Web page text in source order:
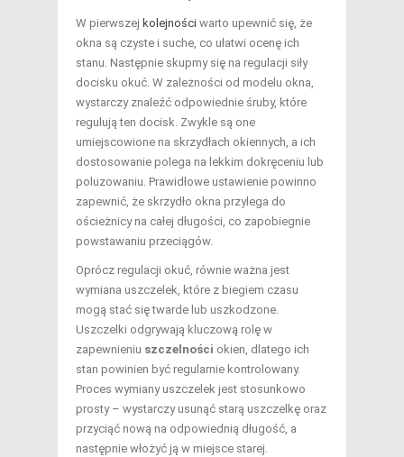
W pierwszej kolejności warto upewnić się, że
okna są czyste i suche, co ułatwi ocenę ich
stanu. Następnie skupmy się na regulacji siły
docisku okuć. W zależności od modelu okna,
wystarczy znaleźć odpowiednie śruby, które
regulują ten docisk. Zwykle są one
umiejscowione na skrzydłach okiennych, a ich
dostosowanie polega na lekkim dokręceniu lub
poluzowaniu. Prawidłowe ustawienie powinno
zapewnić, że skrzydło okna przylega do
ościeżnicy na całej długości, co zapobiegnie
powstawaniu przeciągów.
Oprócz regulacji okuć, równie ważna jest
wymiana uszczelek, które z biegiem czasu
mogą stać się twarde lub uszkodzone.
Uszczelki odgrywają kluczową rolę w
zapewnieniu szczelności okien, dlatego ich
stan powinien być regularnie kontrolowany.
Proces wymiany uszczelek jest stosunkowo
prosty – wystarczy usunąć starą uszczelkę oraz
przyciąć nową na odpowiednią długość, a
następnie włożyć ją w miejsce starej.